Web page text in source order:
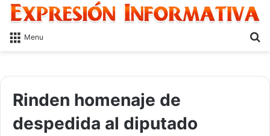
Menu
Rinden homenaje de
despedida al diputado